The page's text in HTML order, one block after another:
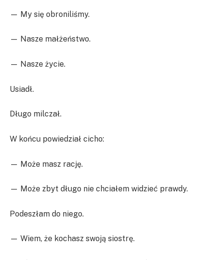
— My się obroniliśmy.
— Nasze małżeństwo.
— Nasze życie.
Usiadł.
Długo milczał.
W końcu powiedział cicho:
— Może masz rację.
— Może zbyt długo nie chciałem widzieć prawdy.
Podeszłam do niego.
— Wiem, że kochasz swoją siostrę.